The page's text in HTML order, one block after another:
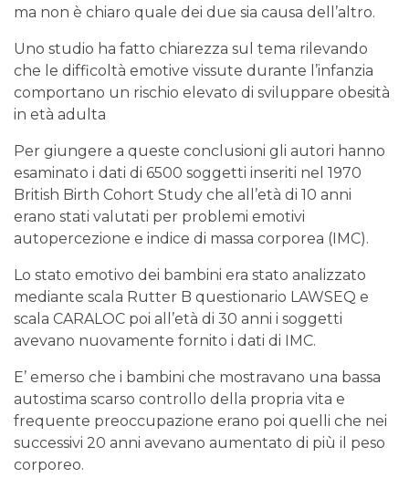
ma non è chiaro quale dei due sia causa dell’altro.
Uno studio ha fatto chiarezza sul tema rilevando
che le difficoltà emotive vissute durante l’infanzia
comportano un rischio elevato di sviluppare obesità
in età adulta
Per giungere a queste conclusioni gli autori hanno
esaminato i dati di 6500 soggetti inseriti nel 1970
British Birth Cohort Study che all’età di 10 anni
erano stati valutati per problemi emotivi
autopercezione e indice di massa corporea (IMC).
Lo stato emotivo dei bambini era stato analizzato
mediante scala Rutter B questionario LAWSEQ e
scala CARALOC poi all’età di 30 anni i soggetti
avevano nuovamente fornito i dati di IMC.
E’ emerso che i bambini che mostravano una bassa
autostima scarso controllo della propria vita e
frequente preoccupazione erano poi quelli che nei
successivi 20 anni avevano aumentato di più il peso
corporeo.